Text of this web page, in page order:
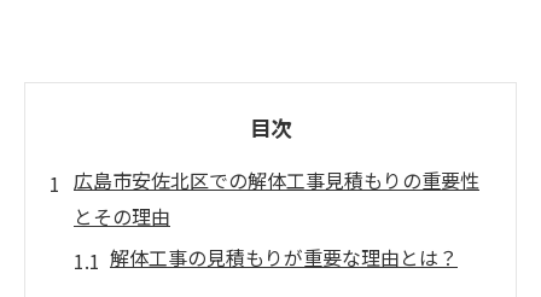
目次
広島市安佐北区での解体工事見積もりの重要性
とその理由
解体工事の見積もりが重要な理由とは？